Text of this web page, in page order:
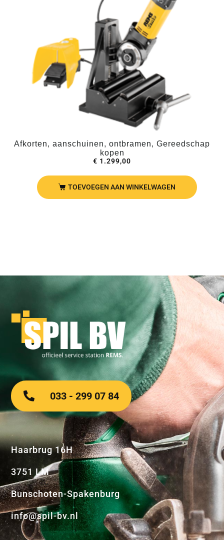
Afkorten, aanschuinen, ontbramen, Gereedschap
kopen
€ 1.299,00
TOEVOEGEN AAN WINKELWAGEN
Haarbrug 16H
3751 LM
Bunschoten-Spakenburg
info@spil-bv.nl
033 - 299 07 84